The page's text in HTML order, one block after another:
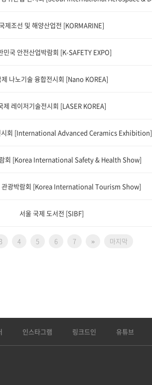
제조선 및 해양산업전 [KORMARINE]
민국 안전산업박람회 [K-SAFETY EXPO]
제 나노기술 융합전시회 [Nano KOREA]
제 레이저기술전시회 [LASER KOREA]
시회 [International Advanced Ceramics Exhibition]
회 [Korea International Safety & Health Show]
관광박람회 [Korea International Tourism Show]
서울 국제 도서전 [SIBF]
4 5 6 7 » 마지막
인스타그램 링크드인 유튜브